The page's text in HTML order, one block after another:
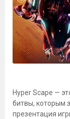
Hyper Scape —
битвы, которым
презентация